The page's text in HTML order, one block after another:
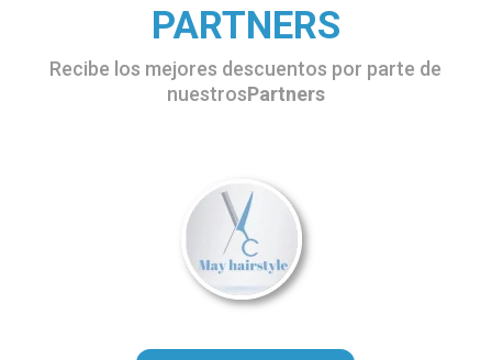
PARTNERS
Recibe los mejores descuentos por parte de
nuestrosPartners